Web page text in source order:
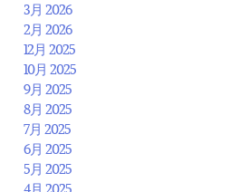
3月 2026
2月 2026
12月 2025
10月 2025
9月 2025
8月 2025
7月 2025
6月 2025
5月 2025